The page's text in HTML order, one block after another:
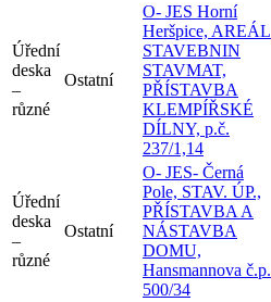
Úřední
deska
–
různé
Ostatní
O- JES Horní
Heršpice, AREÁL
STAVEBNIN
STAVMAT,
PŘÍSTAVBA
KLEMPÍŘSKÉ
DÍLNY, p.č.
237/1,14
Úřední
deska
–
různé
Ostatní
O- JES- Černá
Pole, STAV. ÚP.,
PŘÍSTAVBA A
NÁSTAVBA
DOMU,
Hansmannova č.p.
500/34